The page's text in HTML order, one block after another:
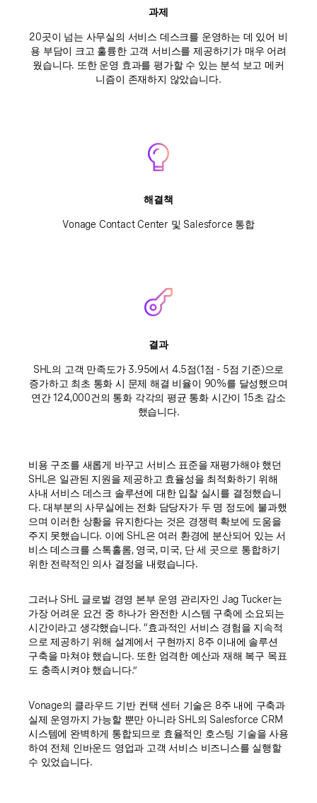
과제
20곳이 넘는 사무실의 서비스 데스크를 운영하는 데 있어 비
용 부담이 크고 훌륭한 고객 서비스를 제공하기가 매우 어려
웠습니다. 또한 운영 효과를 평가할 수 있는 분석 보고 메커
니즘이 존재하지 않았습니다.
해결책
Vonage Contact Center 및 Salesforce 통합
결과
SHL의 고객 만족도가 3.95에서 4.5점(1점 - 5점 기준)으로
증가하고 최초 통화 시 문제 해결 비율이 90%를 달성했으며
연간 124,000건의 통화 각각의 평균 통화 시간이 15초 감소
했습니다.
비용 구조를 새롭게 바꾸고 서비스 표준을 재평가해야 했던
SHL은 일관된 지원을 제공하고 효율성을 최적화하기 위해
사내 서비스 데스크 솔루션에 대한 입찰 실시를 결정했습니
다. 대부분의 사무실에는 전화 담당자가 두 명 정도에 불과했
으며 이러한 상황을 유지한다는 것은 경쟁력 확보에 도움을
주지 못했습니다. 이에 SHL은 여러 환경에 분산되어 있는 서
비스 데스크를 스톡홀롬, 영국, 미국, 단 세 곳으로 통합하기
위한 전략적인 의사 결정을 내렸습니다.
그러나 SHL 글로벌 경영 본부 운영 관리자인 Jag Tucker는
가장 어려운 요건 중 하나가 완전한 시스템 구축에 소요되는
시간이라고 생각했습니다. “효과적인 서비스 경험을 지속적
으로 제공하기 위해 설계에서 구현까지 8주 이내에 솔루션
구축을 마쳐야 했습니다. 또한 엄격한 예산과 재해 복구 목표
도 충족시켜야 했습니다.”
Vonage의 클라우드 기반 컨택 센터 기술은 8주 내에 구축과
실제 운영까지 가능할 뿐만 아니라 SHL의 Salesforce CRM
시스템에 완벽하게 통합되므로 효율적인 호스팅 기술을 사용
하여 전체 인바운드 영업과 고객 서비스 비즈니스를 실행할
수 있었습니다.